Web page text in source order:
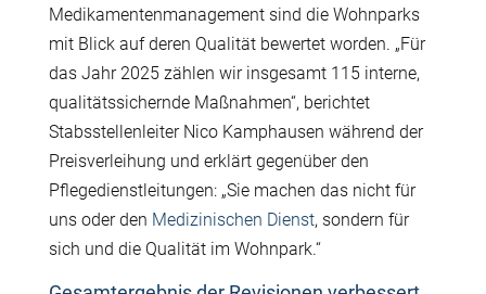
Medikamentenmanagement sind die Wohnparks
mit Blick auf deren Qualität bewertet worden. „Für
das Jahr 2025 zählen wir insgesamt 115 interne,
qualitätssichernde Maßnahmen“, berichtet
Stabsstellenleiter Nico Kamphausen während der
Preisverleihung und erklärt gegenüber den
Pflegedienstleitungen: „Sie machen das nicht für
uns oder den Medizinischen Dienst, sondern für
sich und die Qualität im Wohnpark.“